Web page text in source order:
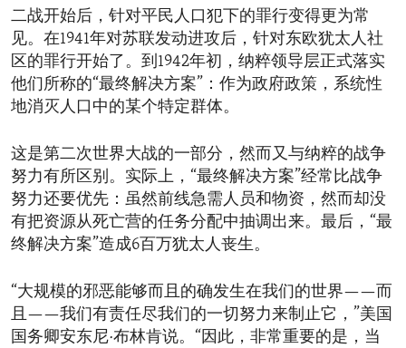
二战开始后，针对平民人口犯下的罪行变得更为常
见。在1941年对苏联发动进攻后，针对东欧犹太人社
区的罪行开始了。到1942年初，纳粹领导层正式落实
他们所称的“最终解决方案”：作为政府政策，系统性
地消灭人口中的某个特定群体。
这是第二次世界大战的一部分，然而又与纳粹的战争
努力有所区别。实际上，“最终解决方案”经常比战争
努力还要优先：虽然前线急需人员和物资，然而却没
有把资源从死亡营的任务分配中抽调出来。最后，“最
终解决方案”造成6百万犹太人丧生。
“大规模的邪恶能够而且的确发生在我们的世界——而
且——我们有责任尽我们的一切努力来制止它，”美国
国务卿安东尼·布林肯说。“因此，非常重要的是，当